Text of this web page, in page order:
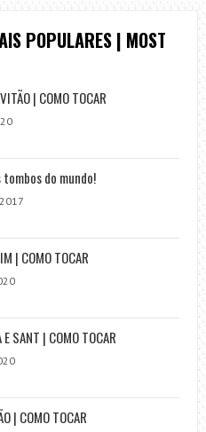
POPULARES | MOST
| COMO TOCAR
tombos do mundo!
| COMO TOCAR
SANT | COMO TOCAR
| COMO TOCAR